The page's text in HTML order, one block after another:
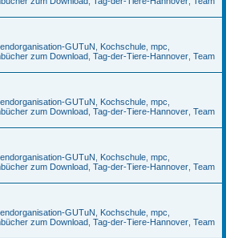
GUTuN, Kochschule, mpc,
zum Download, Tag-der-Tiere-Hannover, Team
GUTuN, Kochschule, mpc,
zum Download, Tag-der-Tiere-Hannover, Team
GUTuN, Kochschule, mpc,
zum Download, Tag-der-Tiere-Hannover, Team
GUTuN, Kochschule, mpc,
zum Download, Tag-der-Tiere-Hannover, Team